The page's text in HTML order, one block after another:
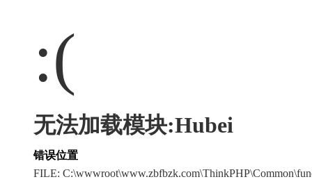
:(
无法加载模块:Hubei
错误位置
FILE: